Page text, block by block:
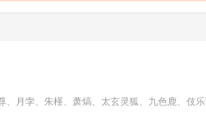
月孛、朱槿、萧熇、太玄灵狐、九色鹿、伎